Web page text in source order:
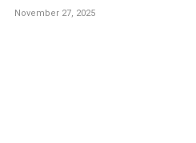
November 27, 2025